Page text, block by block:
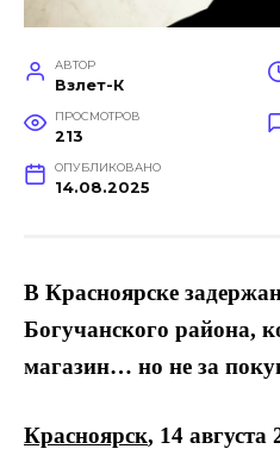
АВТОР
Взлет-К
ПРОСМОТРОВ
213
ОПУБЛИКОВАНО
14.08.2025
В Красноярске
Богучанского района,
магазин… но не за
Красноярск, 14 августа